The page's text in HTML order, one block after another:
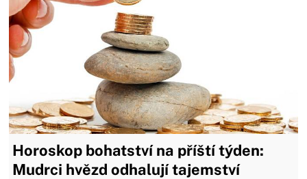
Horoskop bohatství na příští týden:
Mudrci hvězd odhalují tajemství